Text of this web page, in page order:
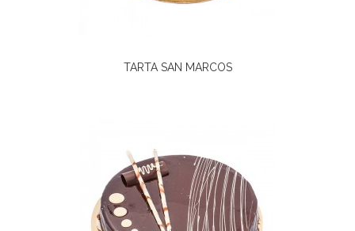
TARTA SAN MARCOS